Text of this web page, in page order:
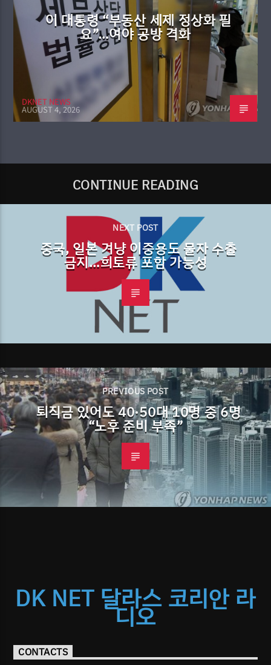
이 대통령 “부동산 세제 정상화 필
요”…여야 공방 격화
DKNET NEWS
AUGUST 4, 2026
CONTINUE READING
NEXT POST
중국, 일본 겨냥 이중용도 물자 수출
금지…희토류 포함 가능성
PREVIOUS POST
퇴직금 있어도 40·50대 10명 중 6명
“노후 준비 부족”
DK NET 달라스 코리안 라
디오
CONTACTS